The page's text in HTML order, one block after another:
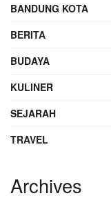
BANDUNG KOTA
BERITA
BUDAYA
KULINER
SEJARAH
TRAVEL
Archives